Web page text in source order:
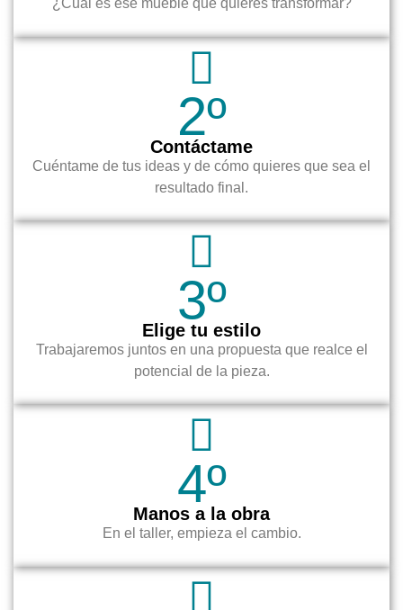
¿Cuál es ese mueble que quieres transformar?
2º
Contáctame
Cuéntame de tus ideas y de cómo quieres que sea el
resultado final.
3º
Elige tu estilo
Trabajaremos juntos en una propuesta que realce el
potencial de la pieza.
4º
Manos a la obra
En el taller, empieza el cambio.